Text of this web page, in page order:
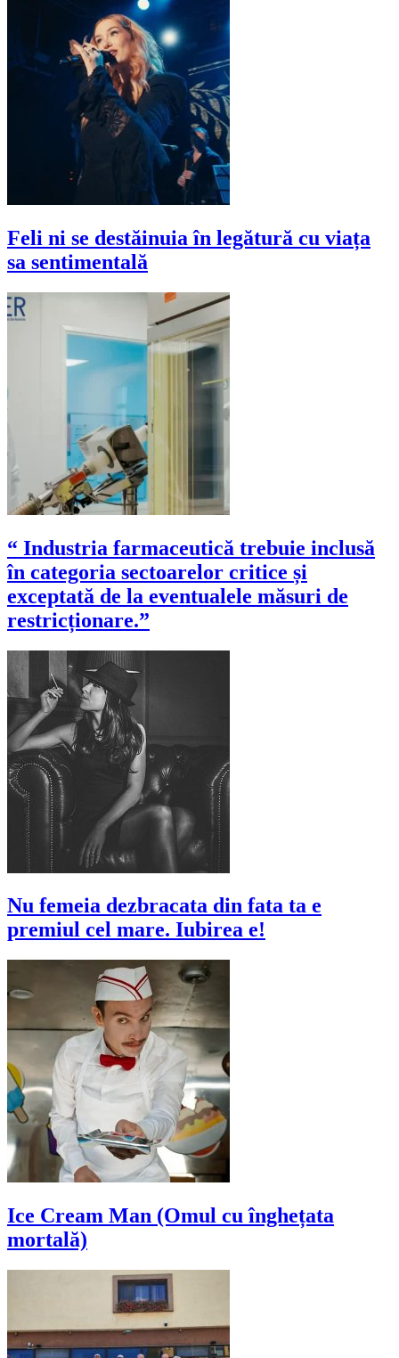
Feli ni se destăinuia în legătură cu viața
sa sentimentală
“ Industria farmaceutică trebuie inclusă
în categoria sectoarelor critice și
exceptată de la eventualele măsuri de
restricționare.”
Nu femeia dezbracata din fata ta e
premiul cel mare. Iubirea e!
Ice Cream Man (Omul cu înghețata
mortală)